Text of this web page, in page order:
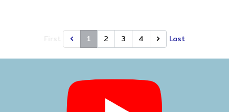
1 2 3 4 Last